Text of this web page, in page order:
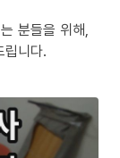
분들을 위해,
니다.